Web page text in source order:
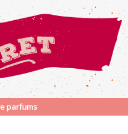
parfums